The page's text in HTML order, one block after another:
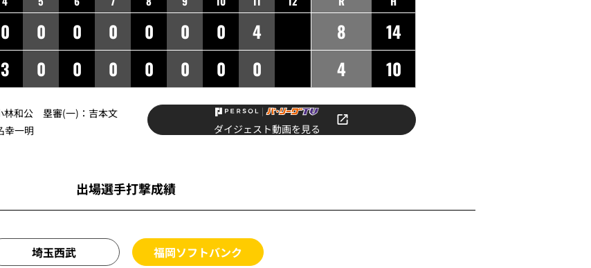
0 0 0 0 0 0 0
4
3 0 0 0 0 0 0 0
8
14
4
10
林和公 塁審(一)： 吉本文
幸一明 ダイジェスト動画を見る
出場選手打撃成績
埼玉西武 福岡ソフトバンク